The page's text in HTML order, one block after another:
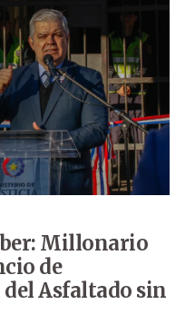
Millonario
de
Asfaltado sin